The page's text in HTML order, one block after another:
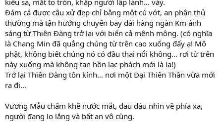
Đám cá được cậu xử đẹp chỉ bằng một cú vớt, an phận thủ
thường mà tận hưởng chuyến bay dài hàng ngàn Km ánh
sáng từ Thiên Đàng trở lại với biển cả mênh mông. (có nghĩa
là Chang Min đã quẳng chúng từ trên cao xuống đấy ạ! Mô
phật, không biết chúng nó có đầu thai nổi không… rơi từ trên
này xuống mà không tan hồn lạc phách mới là lạ!)
Trở lại Thiên Đàng tôn kính… nơi một Đại Thiên Thần vừa mới
ra đi…
Vương Mẫu chấm khẽ nước mắt, đau đáu nhìn về phía xa,
người đang lo lắng và bất an vô cùng.